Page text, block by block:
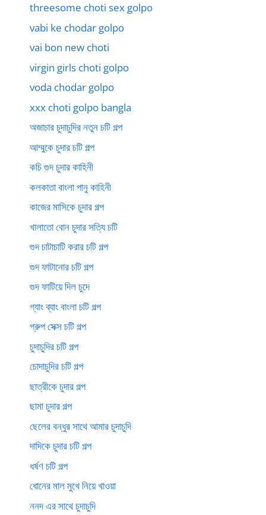
threesome choti sex golpo
vabi ke chodar golpo
vai bon new choti
virgin girls choti golpo
voda chodar golpo
xxx choti golpo bangla
অজাচার চুদাচুদির নতুন চটি গল্প
আম্মুকে চুদার চটি গল্প
কচি গুদ চুদার কাহিনী
কলকাতা বাংলা পানু কাহিনী
কাজের মাসিকে চুদার গল্প
খালাতো বোন চুদার সত্যি চটি
গুদ চাটাচাটি করার চটি গল্প
গুদ ফাটানোর চটি গল্প
গুদ ফাটিয়ে দিল চুদে
গ্যাং ব্যাং বাংলা চটি গল্প
গ্রুপ সেক্স চটি গল্প
চুদাচুদির চটি গল্প
চোদাচুদির চটি গল্প
ছাত্রীকে চুদার গল্প
ছামা চুদার গল্প
ছেলের বন্ধুর সাথে আমার চুদাচুদি
দাদিকে চুদার চটি গল্প
ধর্ষণ চটি গল্প
ধোনের মাল মুখে নিয়ে খাওয়া
ননদ এর সাথে চুদাচুদি